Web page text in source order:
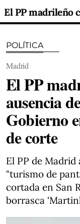
POLÍTICA
Madrid
El PP
ausencia
Gobierno
de corte
El PP de
"turismo de
cortada en San
borrasca